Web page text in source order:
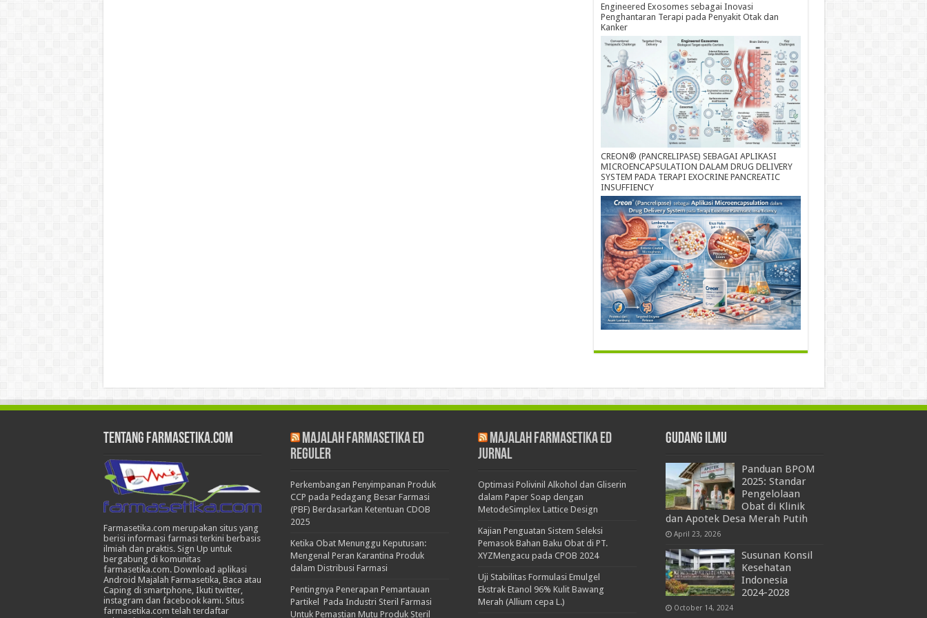
Engineered Exosomes sebagai Inovasi
Penghantaran Terapi pada Penyakit Otak dan
Kanker
CREON® (PANCRELIPASE) SEBAGAI APLIKASI
MICROENCAPSULATION DALAM DRUG DELIVERY
SYSTEM PADA TERAPI EXOCRINE PANCREATIC
INSUFFIENCY
Tentang Farmasetika.com
Farmasetika.com merupakan situs yang
berisi informasi farmasi terkini berbasis
ilmiah dan praktis. Sign Up untuk
bergabung di komunitas
farmasetika.com. Download aplikasi
Android Majalah Farmasetika, Baca atau
Caping di smartphone, Ikuti twitter,
instagram dan facebook kami. Situs
farmasetika.com telah terdaftar
Majalah Farmasetika Ed
Reguler
Perkembangan Penyimpanan Produk
CCP pada Pedagang Besar Farmasi
(PBF) Berdasarkan Ketentuan CDOB
2025
Ketika Obat Menunggu Keputusan:
Mengenal Peran Karantina Produk
dalam Distribusi Farmasi
Pentingnya Penerapan Pemantauan
Partikel Pada Industri Steril Farmasi
Untuk Pemastian Mutu Produk Steril
Majalah Farmasetika Ed
Jurnal
Optimasi Polivinil Alkohol dan Gliserin
dalam Paper Soap dengan
MetodeSimplex Lattice Design
Kajian Penguatan Sistem Seleksi
Pemasok Bahan Baku Obat di PT.
XYZMengacu pada CPOB 2024
Uji Stabilitas Formulasi Emulgel
Ekstrak Etanol 96% Kulit Bawang
Merah (Allium cepa L.)
Gudang Ilmu
Panduan BPOM
2025: Standar
Pengelolaan
Obat di Klinik
dan Apotek Desa Merah Putih
April 23, 2026
Susunan Konsil
Kesehatan
Indonesia
2024-2028
October 14, 2024